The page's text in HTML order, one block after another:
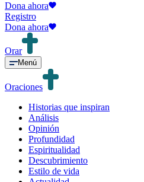
Dona ahora
Registro
Dona ahora
Orar
Menú
Oraciones
Historias que inspiran
Análisis
Opinión
Profundidad
Espiritualidad
Descubrimiento
Estilo de vida